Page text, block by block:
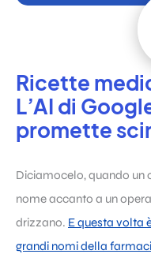
Ricette
L’AI di
promette
Diciamocelo, quando un
nome accanto a un
drizzano. E questa volta
grandi nomi della